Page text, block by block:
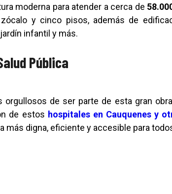
moderna para atender a cerca de
y cinco pisos, además de
infantil y más.
Pública
orgullosos de ser parte de esta gran
de estos hospitales en Cauquenes y
más digna, eficiente y accesible para